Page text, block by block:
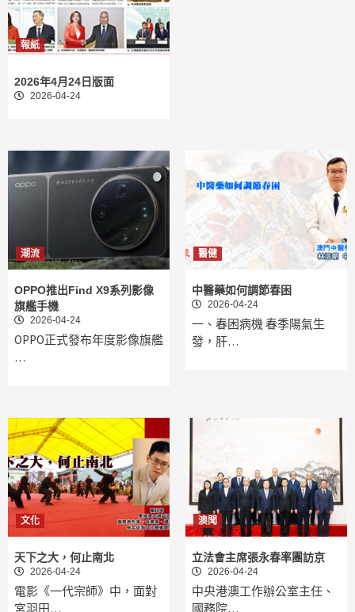
報紙
2026年4月24日版面
2026-04-24
潮流
OPPO推出Find X9系列影像
旗艦手機
2026-04-24
OPPO正式發布年度影像旗艦
…
醫健
中醫藥如何調節春困
2026-04-24
一、春困病機 春季陽氣生
發，肝…
文化
天下之大，何止南北
2026-04-24
電影《一代宗師》中，面對
宮羽田…
澳聞
立法會主席張永春率團訪京
2026-04-24
中央港澳工作辦公室主任、
國務院…